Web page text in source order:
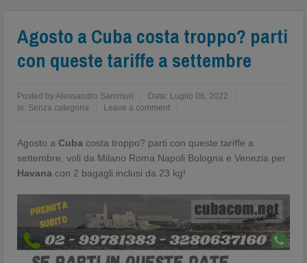
Agosto a Cuba costa troppo? parti
con queste tariffe a settembre
Posted byAlessandro Sammuri Date: Luglio 06, 2022
in: Senza categoria Leave a comment
Agosto aCuba costa troppo? parti con queste tariffe a
settembre, voli da Milano Roma Napoli Bologna e Venezia per
Havana con 2 bagagli inclusi da 23 kg!